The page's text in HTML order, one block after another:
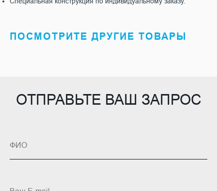
ПОСМОТРИТЕ ДРУГИЕ ТОВАРЫ
ОТПРАВЬТЕ ВАШ ЗАПРОС
ФИО